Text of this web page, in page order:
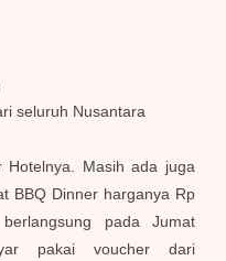
seluruh Nusantara
Hotelnya. Masih ada juga
BBQ Dinner harganya Rp
pada Jumat
pakai voucher dari